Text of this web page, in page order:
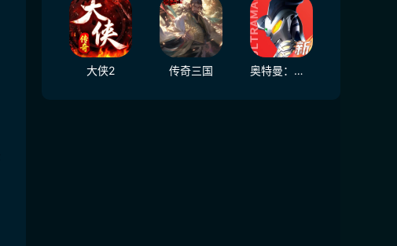
大侠2 传奇三国 奥特曼：光之战士